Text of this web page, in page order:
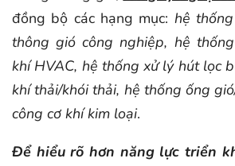
đồng bộ các hạng mục: hệ
thông gió công nghiệp, hệ
khí HVAC, hệ thống xử lý hút lọc
khí thải/khói thải, hệ thống ống
công cơ khí kim loại.
Để hiểu rõ hơn năng lực triển